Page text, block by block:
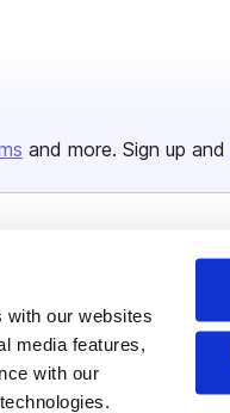
with our websites
media features,
with our
and more. Sign up and
Features
Flipbook